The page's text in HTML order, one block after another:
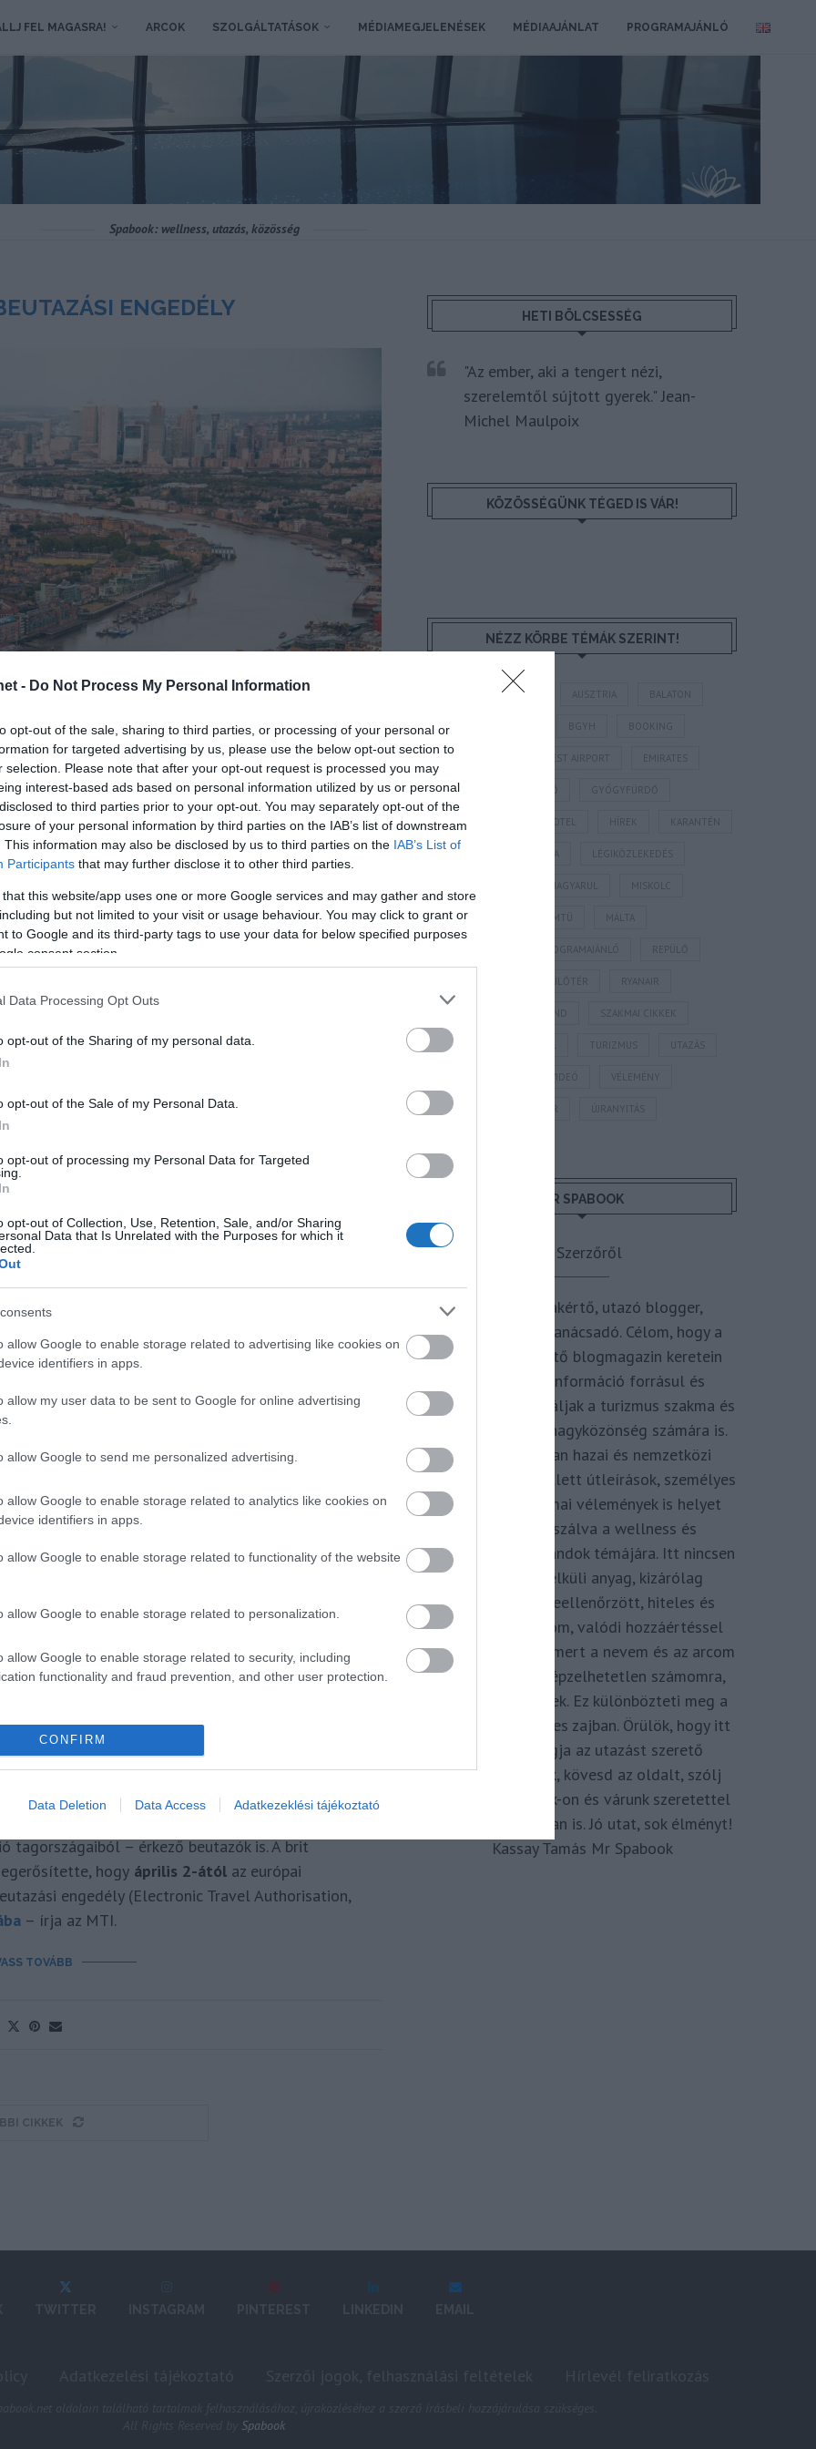
- Do Not Process My Personal Information
opt-out of the sale, sharing to third parties, or processing of your personal or
for targeted advertising by us, please use the below opt-out section to
selection. Please note that after your opt-out request is processed you may
interest-based ads based on personal information utilized by us or personal
to third parties prior to your opt-out. You may separately opt-out of the
of your personal information by third parties on the IAB’s list of downstream
This information may also be disclosed by us to third parties on the IAB’s List of
Participants that may further disclose it to other third parties.
that this website/app uses one or more Google services and may gather and store
but not limited to your visit or usage behaviour. You may click to grant or
to Google and its third-party tags to use your data for below specified purposes
consent section.
Data Processing Opt Outs
opt-out of the Sharing of my personal data.
opt-out of the Sale of my Personal Data.
opt-out of processing my Personal Data for Targeted
opt-out of Collection, Use, Retention, Sale, and/or Sharing
Data that Is Unrelated with the Purposes for which it
allow Google to enable storage related to advertising like cookies on
identifiers in apps.
allow my user data to be sent to Google for online advertising
allow Google to send me personalized advertising.
allow Google to enable storage related to analytics like cookies on
identifiers in apps.
allow Google to enable storage related to functionality of the website
allow Google to enable storage related to personalization.
allow Google to enable storage related to security, including
functionality and fraud prevention, and other user protection.
CONFIRM
Data Deletion Data Access Adatkezeklési tájékoztató
FEL MAGASRA! ARCOK SZOLGÁLTATÁSOK MÉDIAMEGJELENÉSEK MÉDIAAJÁNLAT PROGRAMAJÁNLÓ
Spabook: wellness, utazás, közösség
ENGEDÉLY
FEBRUÁRTÓL MEGVÁLTOZNAK A
UTAZÁS FELTÉTELEI
Polisor Bettina
utazók számára. 2026 február végétől
Travel Authorisation – ETA)
utazhatnak – köztük az Európai Unió
AZ ETA-T, MIELŐTT
UTAZOL
a nagy-britanniai elektronikus belépési
tagországaiból – érkező beutazók is. A brit
hogy április 2-ától az európai
engedély (Electronic Travel Authorisation,
– írja az MTI.
TOVÁBB
CIKKEK
HETI BÖLCSESSÉG
"Az ember, aki a tengert nézi,
szerelemtől sújtott gyerek." Jean-
Michel Maulpoix
KÖZÖSSÉGÜNK TÉGED IS VÁR!
NÉZZ KÖRBE TÉMÁK SZERINT!
AJÁNLÓ AUSZTRIA BALATON
BELFÖLDI TURIZMUS BGYH BOOKING
BUDAPEST AIRPORT EMIRATES
FEJLESZTÉS GYÓGYFÜRDŐ
HORVÁTORSZÁG HOTEL HÍREK KARANTÉN
KÍNA LÉGIKÖZLEKEDÉS
MAGYARUL MISKOLC
MISKOLCTAPOLCA MTÜ MÁLTA
PROGRAMAJÁNLÓ REPÜLŐ
REPÜLŐTÉR RYANAIR
STRAND SZAKMAI CIKKEK
SZÁLLODA TURIZMUS UTAZÁS
VIDEÓ VÉLEMÉNY
WELLNESS WIZZAIR ÚJRANYITÁS
MR SPABOOK
A Szerzőről
Turisztikai szakértő, utazó blogger,
vendégélmény tanácsadó. Célom, hogy a
kategória teremtő blogmagazin keretein
belül hiteles információ forrásul és
inspirációul szolgáljak a turizmus szakma és
az utazni vágyó nagyközönség számára is.
Repertoáromban hazai és nemzetközi
turizmus hírek mellett útleírások, személyes
ajánlók és szakmai vélemények is helyet
kapnak, fókuszálva a wellness és
termálfürdők, strandok témájára. Itt nincsen
hivatkozás nélküli anyag, kizárólag
többszörösen leellenőrzött, hiteles és
minőségi tartalom, valódi hozzáértéssel
megkomponálva, mert a nevem és az arcom
adom hozzá. Elképzelhetetlen számomra,
hogy ne így tegyek. Ez különbözteti meg a
Spabook-ot a netes zajban. Örülök, hogy itt
vagy, légy tagja az utazást szerető
Közösségünknek, kövesd az oldalt, szólj
hozzá a Facebook-on és várunk szeretettel
zárt csoportunkban is. Jó utat, sok élményt!
Kassay Tamás Mr Spabook
Spabook